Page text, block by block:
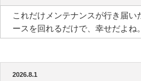
これだけメンテナンスが行き届い
ースを回れるだけで、幸せだよね。
2026.8.1